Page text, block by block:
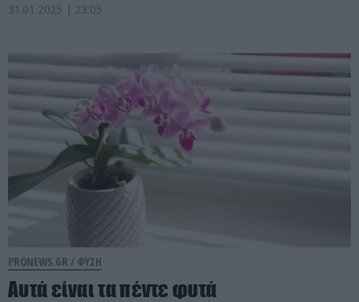
31.01.2025 | 23:05
PRONEWS.GR / ΦΥΣΗ
Αυτά είναι τα πέντε φυτά